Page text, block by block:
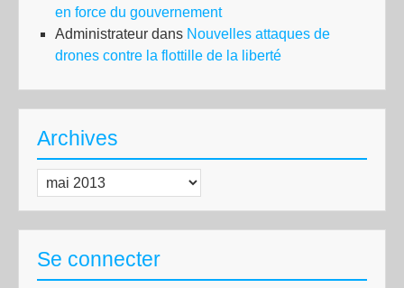
en force du gouvernement
Administrateur dans Nouvelles attaques de
drones contre la flottille de la liberté
Archives
Archives
Se connecter